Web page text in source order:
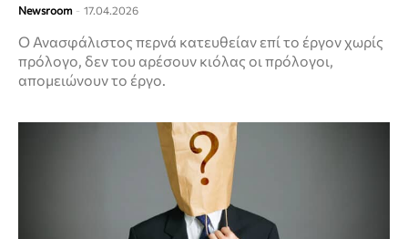
Newsroom - 17.04.2026
Ο Ανασφάλιστος περνά κατευθείαν επί το έργον χωρίς
πρόλογο, δεν του αρέσουν κιόλας οι πρόλογοι,
απομειώνουν το έργο.